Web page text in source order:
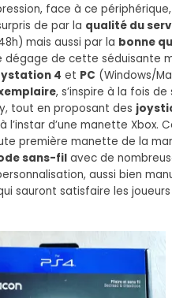
face à ce
de par la qualité du
mais aussi par la bonne
dégage de cette séduisante
4 et PC (Windows/
, s’inspire à la fois de
tout en proposant des
à l’instar d’une manette Xbox.
première manette de la
sans-fil avec de
aussi bien
sauront satisfaire les joueurs